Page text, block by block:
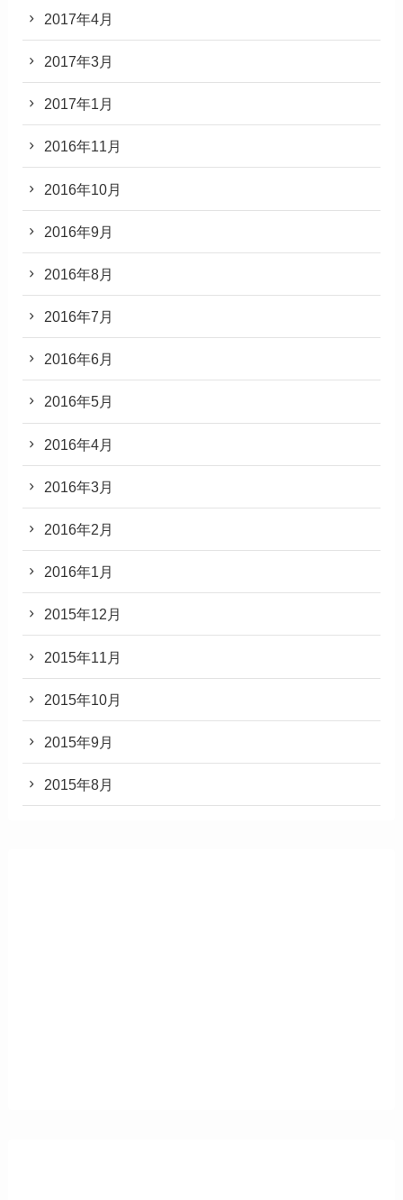
2017年4月
2017年3月
2017年1月
2016年11月
2016年10月
2016年9月
2016年8月
2016年7月
2016年6月
2016年5月
2016年4月
2016年3月
2016年2月
2016年1月
2015年12月
2015年11月
2015年10月
2015年9月
2015年8月